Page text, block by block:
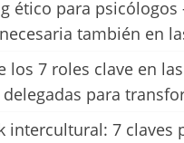
ético para psicólogos
también en
los 7 roles clave en
para
intercultural: 7 claves